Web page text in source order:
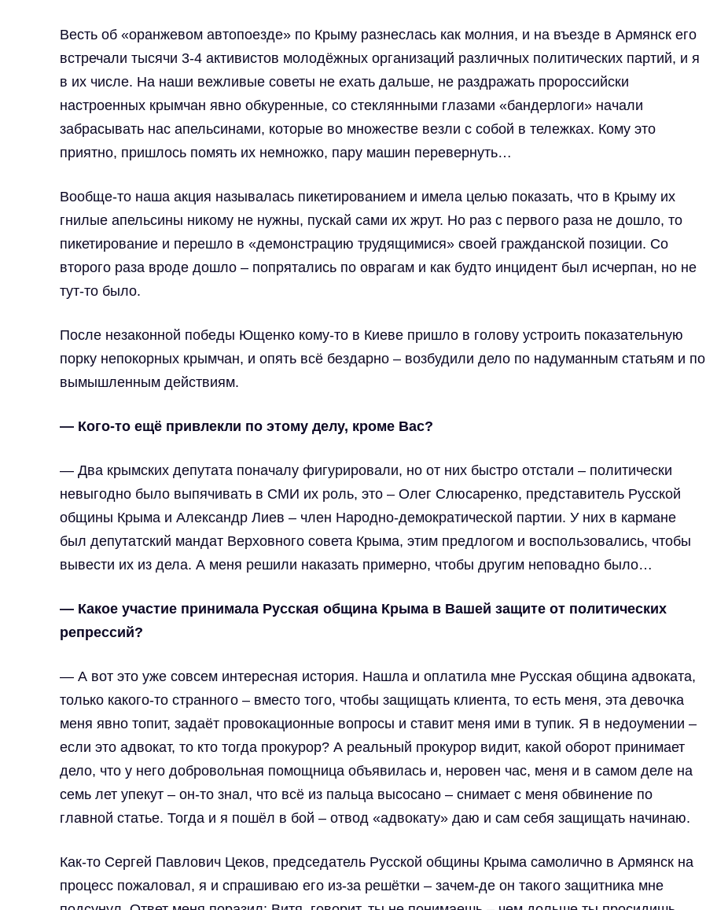
Весть об «оранжевом автопоезде» по Крыму разнеслась как молния, и на въезде в Армянск его
встречали тысячи 3-4 активистов молодёжных организаций различных политических партий, и я
в их числе. На наши вежливые советы не ехать дальше, не раздражать пророссийски
настроенных крымчан явно обкуренные, со стеклянными глазами «бандерлоги» начали
забрасывать нас апельсинами, которые во множестве везли с собой в тележках. Кому это
приятно, пришлось помять их немножко, пару машин перевернуть…
Вообще-то наша акция называлась пикетированием и имела целью показать, что в Крыму их
гнилые апельсины никому не нужны, пускай сами их жрут. Но раз с первого раза не дошло, то
пикетирование и перешло в «демонстрацию трудящимися» своей гражданской позиции. Со
второго раза вроде дошло – попрятались по оврагам и как будто инцидент был исчерпан, но не
тут-то было.
После незаконной победы Ющенко кому-то в Киеве пришло в голову устроить показательную
порку непокорных крымчан, и опять всё бездарно – возбудили дело по надуманным статьям и по
вымышленным действиям.
— Кого-то ещё привлекли по этому делу, кроме Вас?
— Два крымских депутата поначалу фигурировали, но от них быстро отстали – политически
невыгодно было выпячивать в СМИ их роль, это – Олег Слюсаренко, представитель Русской
общины Крыма и Александр Лиев – член Народно-демократической партии. У них в кармане
был депутатский мандат Верховного совета Крыма, этим предлогом и воспользовались, чтобы
вывести их из дела. А меня решили наказать примерно, чтобы другим неповадно было…
— Какое участие принимала Русская община Крыма в Вашей защите от политических
репрессий?
— А вот это уже совсем интересная история. Нашла и оплатила мне Русская община адвоката,
только какого-то странного – вместо того, чтобы защищать клиента, то есть меня, эта девочка
меня явно топит, задаёт провокационные вопросы и ставит меня ими в тупик. Я в недоумении –
если это адвокат, то кто тогда прокурор? А реальный прокурор видит, какой оборот принимает
дело, что у него добровольная помощница объявилась и, неровен час, меня и в самом деле на
семь лет упекут – он-то знал, что всё из пальца высосано – снимает с меня обвинение по
главной статье. Тогда и я пошёл в бой – отвод «адвокату» даю и сам себя защищать начинаю.
Как-то Сергей Павлович Цеков, председатель Русской общины Крыма самолично в Армянск на
процесс пожаловал, я и спрашиваю его из-за решётки – зачем-де он такого защитника мне